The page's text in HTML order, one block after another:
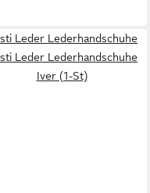
Leder Lederhandschuhe
Leder Lederhandschuhe
Iver (1-St)